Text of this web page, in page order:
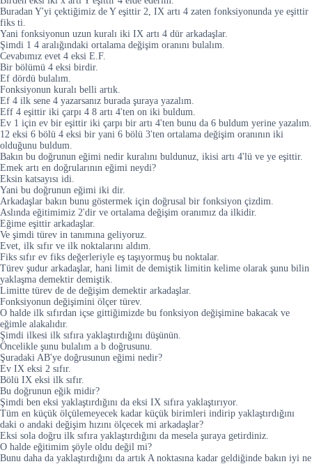
Buradan Y'yi çektiğimiz de Y eşittir 2, IX artı 4 zaten fonksiyonunda ye eşittir
fiks ti.
Yani fonksiyonun uzun kuralı iki IX artı 4 dür arkadaşlar.
Şimdi 1 4 aralığındaki ortalama değişim oranını bulalım.
Cevabımız evet 4 eksi E.F.
Bir bölümü 4 eksi birdir.
Ef dördü bulalım.
Fonksiyonun kuralı belli artık.
Ef 4 ilk sene 4 yazarsanız burada şuraya yazalım.
Eff 4 eşittir iki çarpı 4 8 artı 4'ten on iki buldum.
Ev 1 için ev bir eşittir iki çarpı bir artı 4'ten bunu da 6 buldum yerine yazalım.
12 eksi 6 bölü 4 eksi bir yani 6 bölü 3'ten ortalama değişim oranının iki
olduğunu buldum.
Bakın bu doğrunun eğimi nedir kuralını buldunuz, ikisi artı 4'lü ve ye eşittir.
Emek artı en doğrularının eğimi neydi?
Eksin katsayısı idi.
Yani bu doğrunun eğimi iki dir.
Arkadaşlar bakın bunu göstermek için doğrusal bir fonksiyon çizdim.
Aslında eğitimimiz 2'dir ve ortalama değişim oranımız da ilkidir.
Eğime eşittir arkadaşlar.
Ve şimdi türev in tanımına geliyoruz.
Evet, ilk sıfır ve ilk noktalarını aldım.
Fiks sıfır ev fiks değerleriyle eş taşıyormuş bu noktalar.
Türev şudur arkadaşlar, hani limit de demiştik limitin kelime olarak şunu bilin
yaklaşma demektir demiştik.
Limitte türev de de değişim demektir arkadaşlar.
Fonksiyonun değişimini ölçer türev.
O halde ilk sıfırdan içse gittiğimizde bu fonksiyon değişimine bakacak ve
eğimle alakalıdır.
Şimdi ilkesi ilk sıfıra yaklaştırdığını düşünün.
Öncelikle şunu bulalım a b doğrusunu.
Şuradaki AB'ye doğrusunun eğimi nedir?
Ev IX eksi 2 sıfır.
Bölü IX eksi ilk sıfır.
Bu doğrunun eğik midir?
Şimdi ben eksi yaklaştırdığını da eksi IX sıfıra yaklaştırıyor.
Tüm en küçük ölçülemeyecek kadar küçük birimleri indirip yaklaştırdığını
daki o andaki değişim hızını ölçecek mi arkadaşlar?
Eksi sola doğru ilk sıfıra yaklaştırdığını da mesela şuraya getirdiniz.
O halde eğitimim şöyle oldu değil mi?
Bunu daha da yaklaştırdığını da artık A noktasına kadar geldiğinde bakın iyi ne